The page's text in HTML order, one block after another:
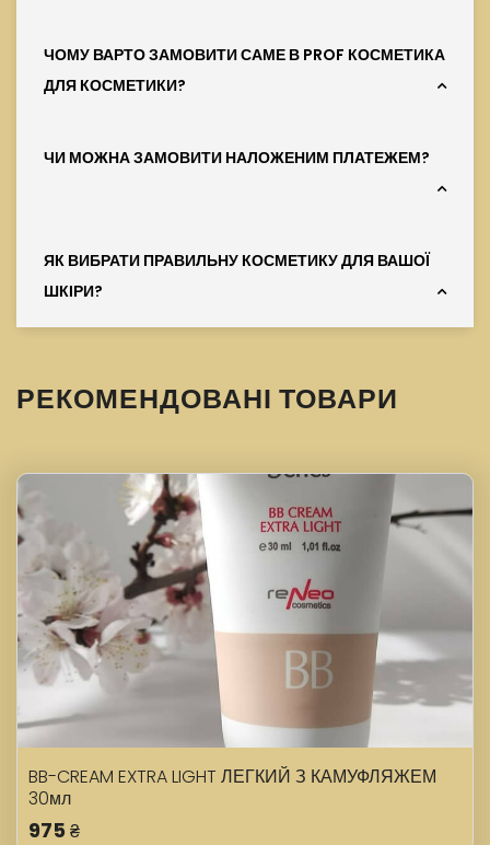
ЧОМУ ВАРТО ЗАМОВИТИ САМЕ В PROF КОСМЕТИКА
ДЛЯ КОСМЕТИКИ?
ЧИ МОЖНА ЗАМОВИТИ НАЛОЖЕНИМ ПЛАТЕЖЕМ?
ЯК ВИБРАТИ ПРАВИЛЬНУ КОСМЕТИКУ ДЛЯ ВАШОЇ
ШКІРИ?
РЕКОМЕНДОВАНІ ТОВАРИ
BB-CREAM EXTRA LIGHT ЛЕГКИЙ З КАМУФЛЯЖЕМ
30мл
975 ₴